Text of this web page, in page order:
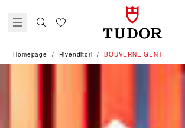
Homepage Rivenditori ‭BOUVERNE GENT‬